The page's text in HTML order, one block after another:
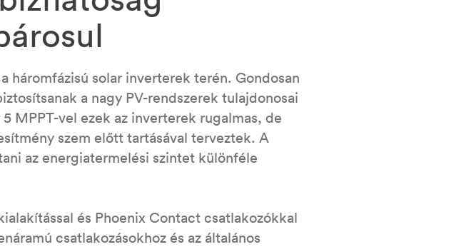
háromfázisú solar inverterek terén. Gondosan
a nagy PV-rendszerek tulajdonosai
MPPT-vel ezek az inverterek rugalmas, de
szem előtt tartásával terveztek. A
az energiatermelési szintet különféle
és Phoenix Contact csatlakozókkal
csatlakozásokhoz és az általános